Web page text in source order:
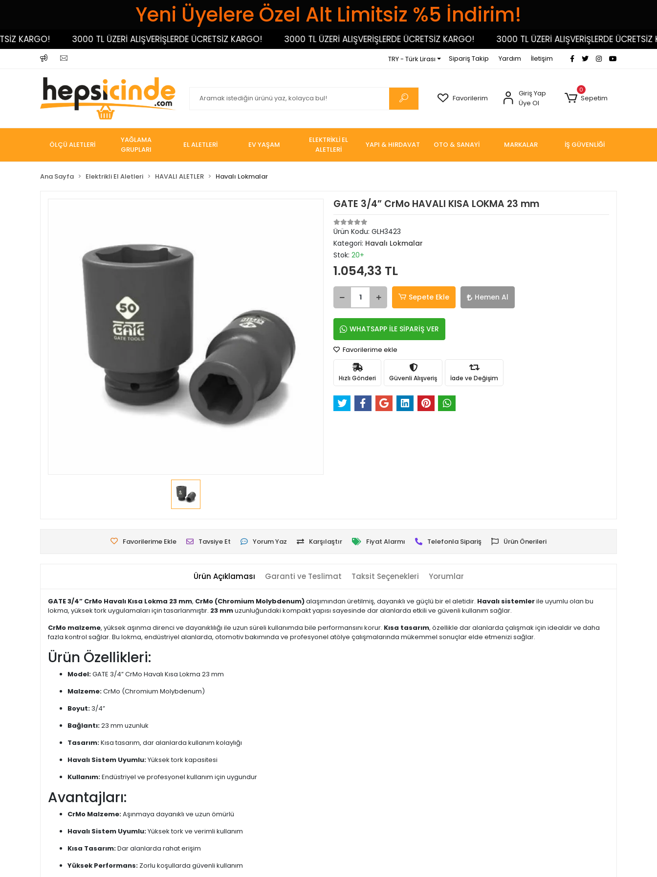
Yeni Üyelere Özel Alt Limitsiz %5 İndirim!
3000 TL ÜZERİ ALIŞVERİŞLERDE ÜCRETSİZ KARGO! 3000 TL ÜZERİ ALIŞVERİŞLERDE ÜCRETSİZ KARGO! 3000 TL ÜZERİ ALIŞVERİŞLERDE ÜCRETSİZ
TRY - Türk Lirası Sipariş Takip Yardım İletişim
Favorilerim
Giriş Yap
Üye Ol
0
Sepetim
ÖLÇÜ ALETLERİ
YAĞLAMA
GRUPLARI
EL ALETLERİ EV YAŞAM
ELEKTRİKLİ EL
ALETLERİ
YAPI & HIRDAVAT OTO & SANAYİ MARKALAR İŞ GÜVENLİĞİ
Ana Sayfa Elektrikli El Aletleri HAVALI ALETLER Havalı Lokmalar
GATE 3/4” CrMo HAVALI KISA LOKMA 23 mm
Ürün Kodu: GLH3423
Kategori: Havalı Lokmalar
Stok: 20+
1.054,33 TL
Sepete Ekle Hemen Al
WHATSAPP İLE SİPARİŞ VER
Favorilerime ekle
Hızlı Gönderi Güvenli Alışveriş İade ve Değişim
Favorilerime Ekle Tavsiye Et Yorum Yaz Karşılaştır Fiyat Alarmı Telefonla Sipariş Ürün Önerileri
Ürün Açıklaması Garanti ve Teslimat Taksit Seçenekleri Yorumlar
GATE 3/4” CrMo Havalı Kısa Lokma 23 mm, CrMo (Chromium Molybdenum)alaşımından üretilmiş, dayanıklı ve güçlü bir el aletidir. Havalı sistemlerile uyumlu olan bu
lokma, yüksek tork uygulamaları için tasarlanmıştır. 23 mmuzunluğundaki kompakt yapısı sayesinde dar alanlarda etkili ve güvenli kullanım sağlar.
CrMo malzeme, yüksek aşınma direnci ve dayanıklılığı ile uzun süreli kullanımda bile performansını korur. Kısa tasarım, özellikle dar alanlarda çalışmak için idealdir ve daha
fazla kontrol sağlar. Bu lokma, endüstriyel alanlarda, otomotiv bakımında ve profesyonel atölye çalışmalarında mükemmel sonuçlar elde etmenizi sağlar.
Ürün Özellikleri:
Model:GATE 3/4” CrMo Havalı Kısa Lokma 23 mm
Malzeme:CrMo (Chromium Molybdenum)
Boyut:3/4”
Bağlantı:23 mm uzunluk
Tasarım:Kısa tasarım, dar alanlarda kullanım kolaylığı
Havalı Sistem Uyumlu:Yüksek tork kapasitesi
Kullanım:Endüstriyel ve profesyonel kullanım için uygundur
Avantajları:
CrMo Malzeme:Aşınmaya dayanıklı ve uzun ömürlü
Havalı Sistem Uyumlu:Yüksek tork ve verimli kullanım
Kısa Tasarım:Dar alanlarda rahat erişim
Yüksek Performans: Zorlu koşullarda güvenli kullanım